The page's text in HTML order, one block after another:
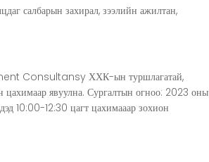
салбарын захирал, зээлийн ажилтан,
Consultansy ХХК-ын туршлагатай,
цахимаар явуулна. Сургалтын огноо: 2023 оны
10:00-12:30 цагт цахимааар зохион